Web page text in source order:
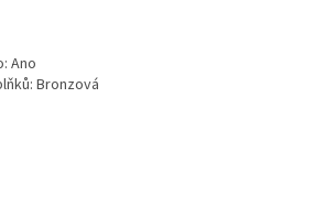
Ano
Bronzová